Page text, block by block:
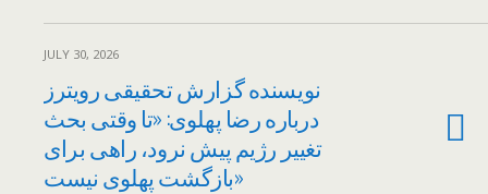
JULY 30, 2026
نویسنده گزارش تحقیقی رویترز
درباره رضا پهلوی: «تا وقتی بحث
تغییر رژیم پیش نرود، راهی برای
بازگشت پهلوی نیست»